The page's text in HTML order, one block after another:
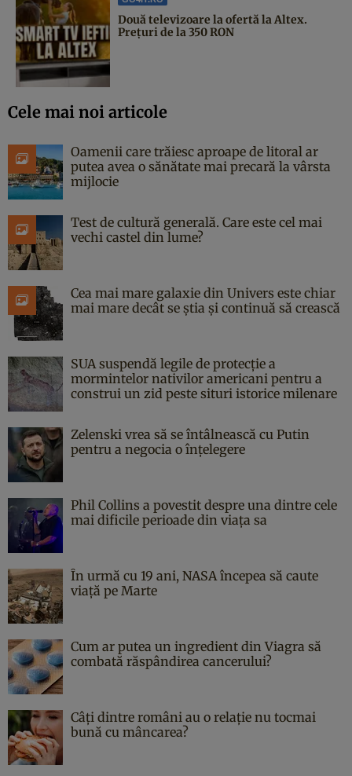
Două televizoare la ofertă la Altex.
Prețuri de la 350 RON
Cele mai noi articole
Oamenii care trăiesc aproape de litoral ar
putea avea o sănătate mai precară la vârsta
mijlocie
Test de cultură generală. Care este cel mai
vechi castel din lume?
Cea mai mare galaxie din Univers este chiar
mai mare decât se știa și continuă să crească
SUA suspendă legile de protecție a
mormintelor nativilor americani pentru a
construi un zid peste situri istorice milenare
Zelenski vrea să se întâlnească cu Putin
pentru a negocia o înțelegere
Phil Collins a povestit despre una dintre cele
mai dificile perioade din viața sa
În urmă cu 19 ani, NASA începea să caute
viaţă pe Marte
Cum ar putea un ingredient din Viagra să
combată răspândirea cancerului?
Câți dintre români au o relație nu tocmai
bună cu mâncarea?